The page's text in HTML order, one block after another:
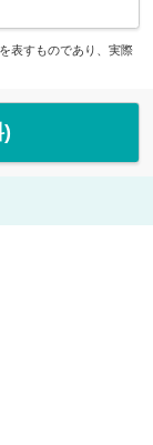
表すものであり、実際